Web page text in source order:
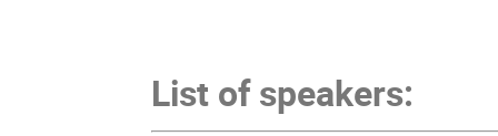
List of speakers: